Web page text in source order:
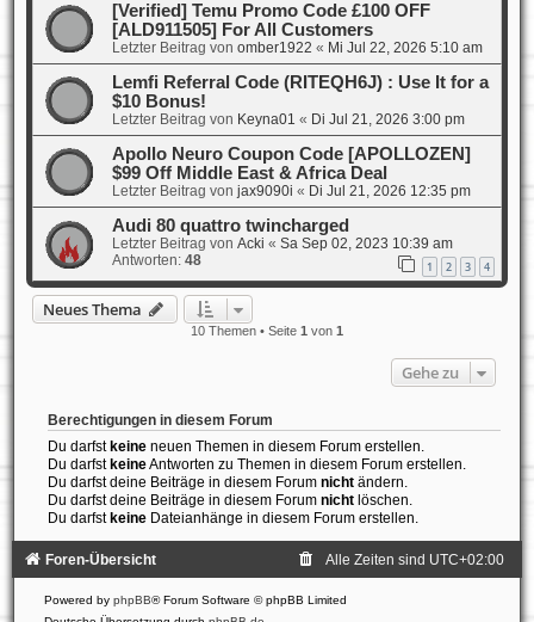
[Verified] Temu Promo Code £100 OFF
[ALD911505] For All Customers
Letzter Beitrag von omber1922 « Mi Jul 22, 2026 5:10 am
Lemfi Referral Code (RITEQH6J) : Use It for a
$10 Bonus!
Letzter Beitrag von Keyna01 « Di Jul 21, 2026 3:00 pm
Apollo Neuro Coupon Code [APOLLOZEN]
$99 Off Middle East & Africa Deal
Letzter Beitrag von jax9090i « Di Jul 21, 2026 12:35 pm
Audi 80 quattro twincharged
Letzter Beitrag von Acki « Sa Sep 02, 2023 10:39 am
Antworten: 48 1 2 3 4
Neues Thema
10 Themen • Seite 1 von 1
Gehe zu
Berechtigungen in diesem Forum
Du darfst keineneuen Themen in diesem Forum erstellen.
Du darfst keineAntworten zu Themen in diesem Forum erstellen.
Du darfst deine Beiträge in diesem Forum nichtändern.
Du darfst deine Beiträge in diesem Forum nichtlöschen.
Du darfst keineDateianhänge in diesem Forum erstellen.
Foren-Übersicht Alle Zeiten sind UTC+02:00
Powered by phpBB® Forum Software © phpBB Limited